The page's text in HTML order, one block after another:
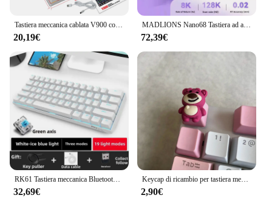
Tastiera meccanica cablata V900 con varie luci e tastiera da gioco con tastiera da ufficio ad asse verde a 61 tasti colorati
20,19€
MADLIONS Nano68 Tastiera ad asse magnetico Nano68TTC Heavenly King Axis regolabile RT0.01 Tastiera da gioco Esports
72,39€
RK61 Tastiera meccanica Bluetooth 60% Tastiera Telefono Tablet Nero Verde Tè Asse rosso
32,69€
Keycap di ricambio per tastiera meccanica con asse a ciliegio incrociato fai-da-te
2,90€